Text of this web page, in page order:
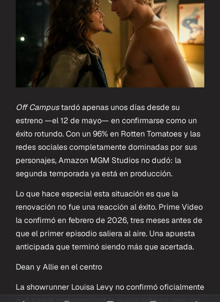
Off Campustardó apenas unos días desde su
estreno —el 12 de mayo— en confirmarse como un
éxito rotundo. Con un 96% en Rotten Tomatoes y las
redes sociales completamente dominadas por sus
personajes, Amazon MGM Studios no dudó: la
segunda temporada ya está en producción.
Lo que hace especial esta situación es que la
renovación no fue una reacción al éxito. Prime Video
la confirmó en febrero de 2026, tres meses antes de
que el primer episodio saliera al aire. Una apuesta
anticipada que terminó siendo más que acertada.
Dean y Allieen elcentro
La showrunner Louisa Levy no confirmó oficialmente